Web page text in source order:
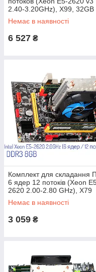
2.40-3.20GHz), X99, 32GB
DDR4, +кулер башня
Немає в наявності
6 527 ₴
Комплект для складання
6 ядер 12 потоків (Xeon
2620 2.00-2.80 GHz), X79
DDR3 8GB, +кулер вежа
Немає в наявності
3 059 ₴